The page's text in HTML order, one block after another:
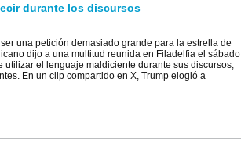
durante los discursos
una petición demasiado grande para la estrella de
dijo a una multitud reunida en Filadelfia el sábado
el lenguaje maldiciente durante sus discursos,
En un clip compartido en X, Trump elogió a